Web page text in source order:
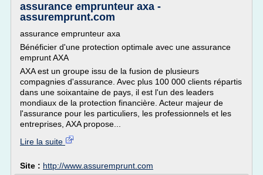
assurance emprunteur axa -
assuremprunt.com
assurance emprunteur axa
Bénéficier d'une protection optimale avec une assurance
emprunt AXA
AXA est un groupe issu de la fusion de plusieurs
compagnies d'assurance. Avec plus 100 000 clients répartis
dans une soixantaine de pays, il est l'un des leaders
mondiaux de la protection financière. Acteur majeur de
l'assurance pour les particuliers, les professionnels et les
entreprises, AXA propose...
Lire la suite
Site : http://www.assuremprunt.com